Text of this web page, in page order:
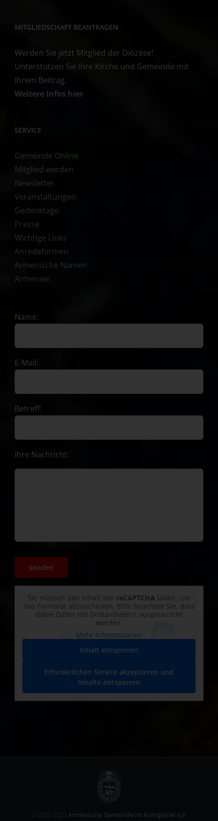
MITGLIEDSCHAFT BEANTRAGEN
Werden Sie jetzt Mitglied der Diözese!
Unterstützen Sie Ihre Kirche und Gemeinde mit
Ihrem Beitrag.
Weitere Infos hier
SERVICE
Gemeinde Online
Mitglied werden
Newsletter
Veranstaltungen
Gedenktage
Presse
Wichtige Links
Anredeformen
Armenische Namen
Armenien
Name:
E-Mail:
Betreff:
Ihre Nachricht:
Sie müssen den Inhalt von reCAPTCHA laden, um
das Formular abzuschicken. Bitte beachten Sie, dass
dabei Daten mit Drittanbietern ausgetauscht
werden.
Mehr Informationen
Inhalt entsperren
Erforderlichen Service akzeptieren und
Inhalte entsperren
Armenische Gemeinde im Ruhrgebiet e.V.